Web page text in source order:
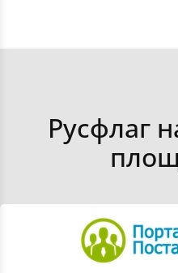
Флаги министерств и
Флаги настольные
Флаги ко Дню победы
Получить
Русфлаг